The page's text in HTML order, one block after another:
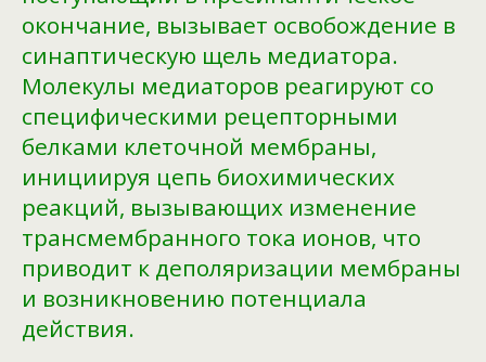
окончание, вызывает освобождение в
синаптическую щель медиатора.
Молекулы медиаторов реагируют со
специфическими рецепторными
белками клеточной мембраны,
инициируя цепь биохимических
реакций, вызывающих изменение
трансмембранного тока ионов, что
приводит к деполяризации мембраны
и возникновению потенциала
действия.